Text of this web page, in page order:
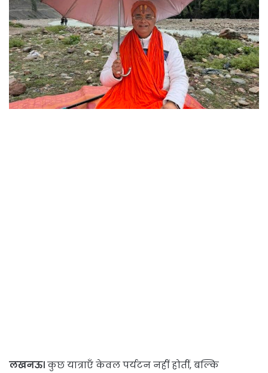
लखनऊ।कुछ यात्राएँ केवल पर्यटन नहीं होतीं, बल्कि